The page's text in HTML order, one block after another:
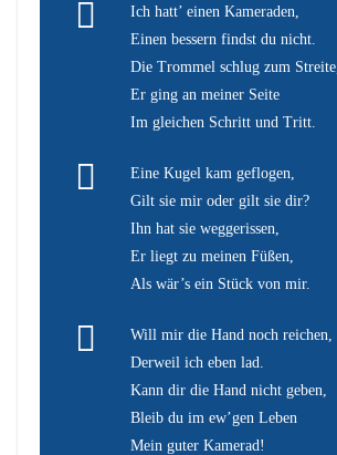
Ich hatt’ einen Kameraden,
Einen bessern findst du nicht.
Die Trommel schlug zum Streite,
Er ging an meiner Seite
Im gleichen Schritt und Tritt.
Eine Kugel kam geflogen,
Gilt sie mir oder gilt sie dir?
Ihn hat sie weggerissen,
Er liegt zu meinen Füßen,
Als wär’s ein Stück von mir.
Will mir die Hand noch reichen,
Derweil ich eben lad.
Kann dir die Hand nicht geben,
Bleib du im ew’gen Leben
Mein guter Kamerad!